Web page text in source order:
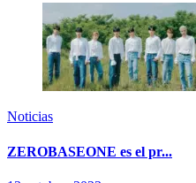
Noticias
ZEROBASEONE es el pr...